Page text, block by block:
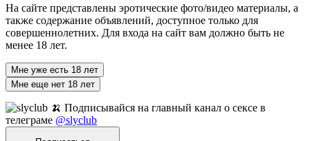
На сайте представлены эротические фото/видео материалы, а
также содержание объявлений, доступное только для
совершеннолетних. Для входа на сайт вам должно быть не
менее 18 лет.
Мне уже есть 18 лет
Мне еще нет 18 лет
🍌 Подписывайся на главный канал о сексе в
телеграме @slyclub